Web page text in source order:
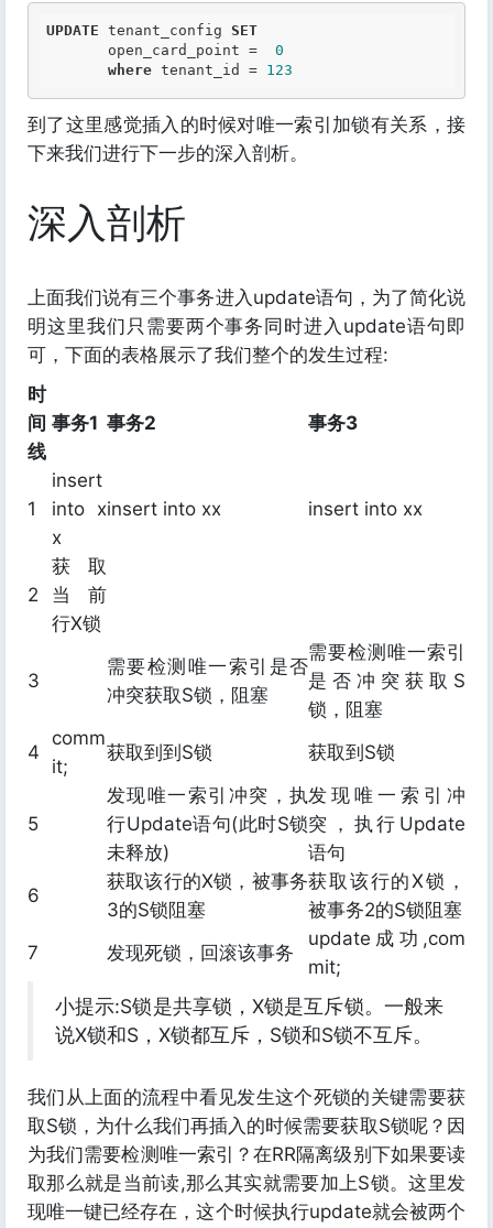
UPDATE tenant_config SET
       open_card_point =
0
where tenant_id = 123
到了这里感觉插入的时候对唯一索引加锁有关系，接
下来我们进行下一步的深入剖析。
深入剖析
上面我们说有三个事务进入update语句，为了简化说
明这里我们只需要两个事务同时进入update语句即
可，下面的表格展示了我们整个的发生过程:
时
间
线
事务1 事务2 事务3
1
insert
into x
x
insert into xx insert into xx
2
获取
当前
行X锁
3
需要检测唯一索引是否
冲突获取S锁，阻塞
需要检测唯一索引
是否冲突获取S
锁，阻塞
4
comm
it;
获取到到S锁 获取到S锁
5
发现唯一索引冲突，执
行Update语句(此时S锁
未释放)
发现唯一索引冲
突，执行Update
语句
6
获取该行的X锁，被事务
3的S锁阻塞
获取该行的X锁，
被事务2的S锁阻塞
7
发现死锁，回滚该事务
update成功,com
mit;
小提示:S锁是共享锁，X锁是互斥锁。一般来
说X锁和S，X锁都互斥，S锁和S锁不互斥。
我们从上面的流程中看见发生这个死锁的关键需要获
取S锁，为什么我们再插入的时候需要获取S锁呢？因
为我们需要检测唯一索引？在RR隔离级别下如果要读
取那么就是当前读,那么其实就需要加上S锁。这里发
现唯一键已经存在，这个时候执行update就会被两个